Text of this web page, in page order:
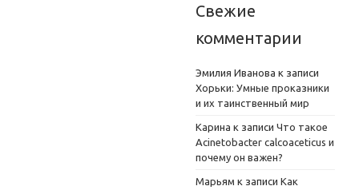
Свежие
комментарии
Эмилия Иванова к записи
Хорьки: Умные проказники
и их таинственный мир
Карина к записи Что такое
Acinetobacter calcoaceticus и
почему он важен?
Марьям к записи Как